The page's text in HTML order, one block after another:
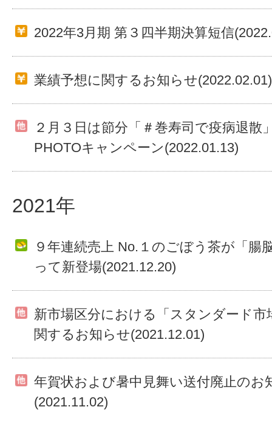
2022年3月期 第３四半期決算短信
業績予想に関するお知らせ(2022.02.01)
２月３日は節分「＃巻寿司で疫病退散
PHOTOキャンペーン(2022.01.13)
2021年
９年連続売上 No.１のごぼう茶が「腸
って新登場(2021.12.20)
新市場区分における「スタンダード市
関するお知らせ(2021.12.01)
年賀状および暑中見舞い送付廃止のお
(2021.11.02)